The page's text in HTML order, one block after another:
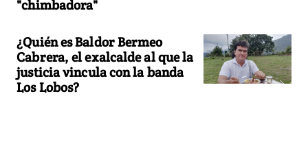
"chimbadora"
¿Quién es Baldor Bermeo
Cabrera, el exalcalde al que la
justicia vincula con la banda
Los Lobos?